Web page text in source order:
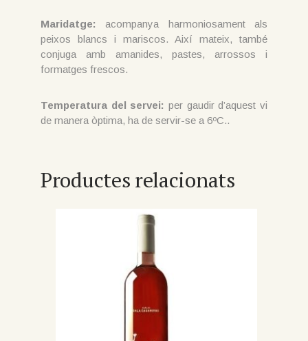
Maridatge:
acompanya harmoniosament als
peixos blancs i mariscos. Així mateix, també
conjuga amb amanides, pastes, arrossos i
formatges frescos.
Temperatura del servei: per gaudir d’aquest vi
de manera òptima, ha de servir-se a 6ºC..
Productes relacionats